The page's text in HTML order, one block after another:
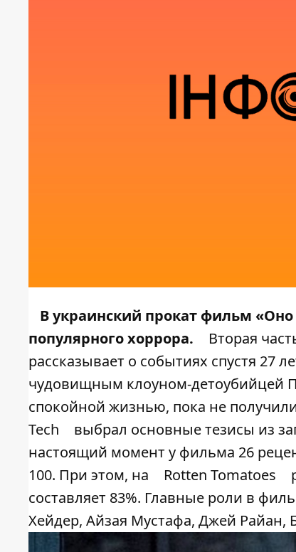
В украинский прокат фильм
популярного хоррора.
Вторая
рассказывает о событиях спустя 27
чудовищным клоуном-детоубийцей
спокойной жизнью, пока не
Tech
выбрал основные тезисы из
настоящий момент у фильма 26
100. При этом, на
Rotten Tomatoes
составляет 83%. Главные роли в
Хейдер, Айзая Мустафа, Джей Райан,